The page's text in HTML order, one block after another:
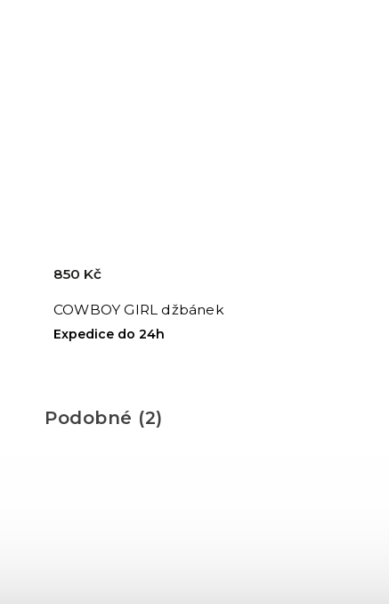
COWBOY GIRL džbánek
Expedice do 24h
850 Kč
Podobné (2)